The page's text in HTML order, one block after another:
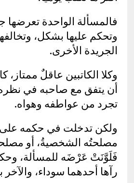
فالمسألة الواحدة تعرضها
وتحكم عليها بشكل،
الجريدة الأخرى.
وكلا الكاتبين عاقلٌ
أن يتفق مع صاحبه في
تجرد من عواطفه وهواه.
ولكن تدخلت في حكمه
مصلحتُه الشخصيةُ، أو
فَلَوَّنَتْ عَرْضَه للمسألة،
رآها أحدهما سوداء، والآخر